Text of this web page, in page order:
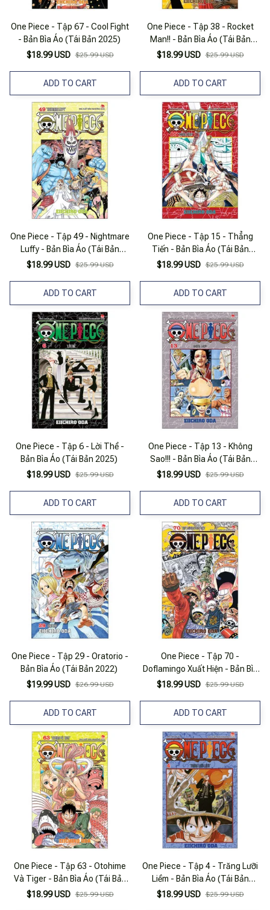
One Piece - Tập 67 - Cool Fight
- Bản Bìa Áo (Tái Bản 2025)
$18.99 USD $25.99 USD
ADD TO CART
One Piece - Tập 38 - Rocket
Man!! - Bản Bìa Áo (Tái Bản
2025)
$18.99 USD $25.99 USD
ADD TO CART
One Piece - Tập 49 - Nightmare
Luffy - Bản Bìa Áo (Tái Bản
2025)
$18.99 USD $25.99 USD
ADD TO CART
One Piece - Tập 15 - Thẳng
Tiến - Bản Bìa Áo (Tái Bản
2025)
$18.99 USD $25.99 USD
ADD TO CART
One Piece - Tập 6 - Lời Thề -
Bản Bìa Áo (Tái Bản 2025)
$18.99 USD $25.99 USD
ADD TO CART
One Piece - Tập 13 - Không
Sao!!! - Bản Bìa Áo (Tái Bản
2025)
$18.99 USD $25.99 USD
ADD TO CART
One Piece - Tập 29 - Oratorio -
Bản Bìa Áo (Tái Bản 2022)
$19.99 USD $26.99 USD
ADD TO CART
One Piece - Tập 70 -
Doflamingo Xuất Hiện - Bản Bìa
Áo (Tái Bản 2025)
$18.99 USD $25.99 USD
ADD TO CART
One Piece - Tập 63 - Otohime
Và Tiger - Bản Bìa Áo (Tái Bản
2025)
$18.99 USD $25.99 USD
One Piece - Tập 4 - Trăng Lưỡi
Liềm - Bản Bìa Áo (Tái Bản
2025)
$18.99 USD $25.99 USD